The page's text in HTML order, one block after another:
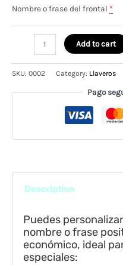
Nombre o frase del frontal *
madera
personalizado
quantity
Add to cart
SKU: 0002 Category: Llaveros
Pago
Description
Puedes
nombre o frase
económico, ideal
especiales: